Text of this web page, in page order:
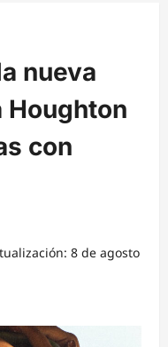
nueva
Houghton
con
8 de agosto